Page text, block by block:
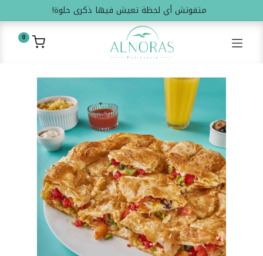
متفوتش أي لحظة تعيش فيها ذكرى حلوة!
0